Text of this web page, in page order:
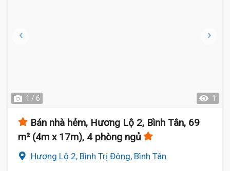
1 / 6 1
Bán nhà hẻm, Hương Lộ 2, Bình Tân, 69
m² (4m x 17m), 4 phòng ngủ
Hương Lộ 2, Bình Trị Đông, Bình Tân